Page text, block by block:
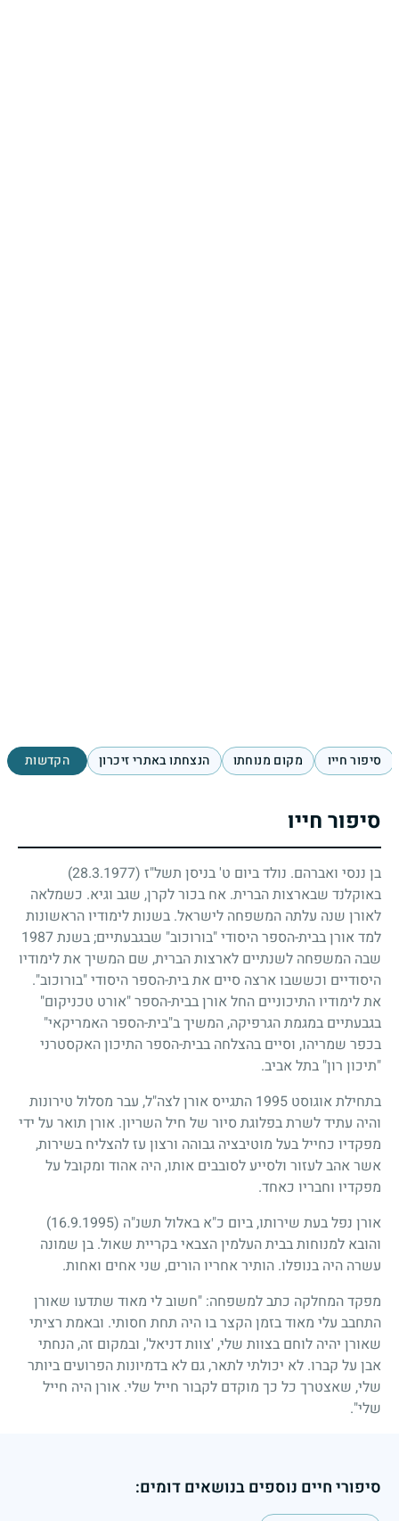
סיפור חייו מקום מנוחתו הנצחתו באתרי זיכרון הקדשות
סיפור חייו
בן ננסי ואברהם. נולד ביום ט' בניסן תשל"ז (28.3.1977)
באוקלנד שבארצות הברית. אח בכור לקרן, שגב וגיא. כשמלאה
לאורן שנה עלתה המשפחה לישראל. בשנות לימודיו הראשונות
למד אורן בבית-הספר היסודי "בורוכוב" שבגבעתיים;בשנת1987
שבה המשפחה לשנתיים לארצות הברית, שם המשיך את לימודיו
היסודיים וכששבו ארצה סיים את בית-הספר היסודי "בורוכוב".
את לימודיו התיכוניים החל אורן בבית-הספר "אורט טכניקום"
בגבעתיים במגמת הגרפיקה, המשיך ב"בית-הספר האמריקאי"
בכפר שמריהו, וסיים בהצלחה בבית-הספר התיכון האקסטרני
"תיכון רון" בתל אביב.
בתחילת אוגוסט 1995 התגייס אורן לצה"ל, עבר מסלול טירונות
והיה עתיד לשרת בפלוגת סיור של חיל השריון. אורן תואר על ידי
מפקדיו כחייל בעל מוטיבציה גבוהה ורצון עז להצליח בשירות,
אשר אהב לעזור ולסייע לסובבים אותו, היה אהוד ומקובל על
מפקדיו וחבריו כאחד.
אורן נפל בעת שירותו, ביום כ"א באלול תשנ"ה (16.9.1995)
והובא למנוחות בבית העלמין הצבאי בקריית שאול. בן שמונה
עשרה היה בנופלו. הותיר אחריו הורים, שני אחים ואחות.
מפקד המחלקה כתב למשפחה: "חשוב לי מאוד שתדעו שאורן
התחבב עלי מאוד בזמן הקצר בו היה תחת חסותי. ובאמת רציתי
שאורן יהיה לוחם בצוות שלי, 'צוות דניאל', ובמקום זה, הנחתי
אבן על קברו. לא יכולתי לתאר, גם לא בדמיונות הפרועים ביותר
שלי, שאצטרך כל כך מוקדם לקבור חייל שלי. אורן היה חייל
שלי".
סיפורי חיים נוספים בנושאים דומים: